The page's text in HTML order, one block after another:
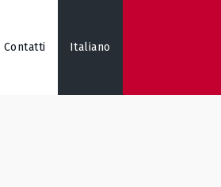
Contatti Italiano